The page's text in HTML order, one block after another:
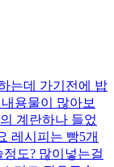
는데 가기전에 밥
용물이 많아보
계란하나 들었
레시피는 빵5개
도? 많이넣는걸